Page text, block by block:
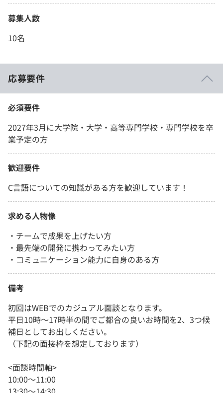
募集人数
10名
応募要件
必須要件
2027年3月に大学院・大学・高等専門学校・専門学校を卒
業予定の方
歓迎要件
C言語についての知識がある方を歓迎しています！
求める人物像
・チームで成果を上げたい方
・最先端の開発に携わってみたい方
・コミュニケーション能力に自身のある方
備考
初回はWEBでのカジュアル面談となります。
平日10時～17時半の間でご都合の良いお時間を2、3つ候
補日としてお出しください。
（下記の面接枠を想定しております）
<面談時間軸>
10:00～11:00